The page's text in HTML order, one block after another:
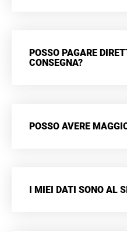
POSSO PAGARE
CONSEGNA?
POSSO AVERE
I MIEI DATI SONO AL